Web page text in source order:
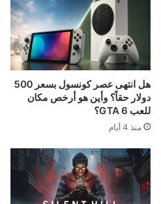
هل انتهى عصر كونسول بسعر 500
دولار حقاً؟ وأين هو أرخص مكان
للعب GTA 6؟
منذ 4 أيام